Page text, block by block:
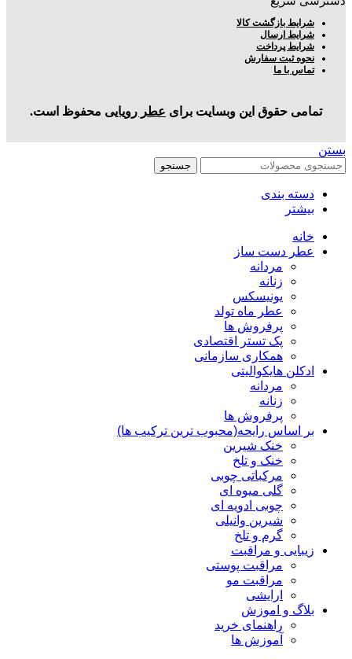
شرایط بازگشت کالا
شرایط ارسال
شرایط پرداخت
نحوه ثبت سفارش
تماس با ما
تمامی حقوق این وبسایت برای عطر رویایی محفوظ است.
بستن
جستجو
دسته بندی
بیشتر
خانه
عطر دست ساز
مردانه
زنانه
یونیسکس
عطر ماه تولد
پرفروش ها
پک تستر اقتصادی
همکاری سازمانی
ادکلن هایکوالیتی
مردانه
زنانه
پرفروش ها
بر اساس رایحه(محبوب ترین ترکیب ها)
خنک شیرین
خنک و تلخ
مرکباتی چوبی
گلی میوه ای
چوبی ادویه ای
شیرین وانیلی
گرم و تلخ
زیبایی و مراقبت
مراقبت پوستی
مراقبت مو
ارایشی
بلاگ و اموزش
راهنمای خرید
آموزش ها